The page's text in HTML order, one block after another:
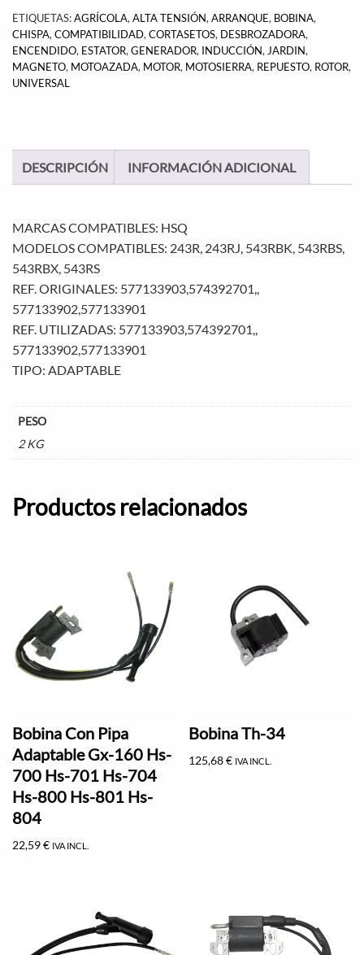
ETIQUETAS:AGRÍCOLA, ALTA TENSIÓN, ARRANQUE, BOBINA,
CHISPA, COMPATIBILIDAD, CORTASETOS, DESBROZADORA,
ENCENDIDO, ESTATOR, GENERADOR, INDUCCIÓN, JARDIN,
MAGNETO, MOTOAZADA, MOTOR, MOTOSIERRA, REPUESTO, ROTOR,
UNIVERSAL
DESCRIPCIÓN INFORMACIÓN ADICIONAL
MARCAS COMPATIBLES: HSQ
MODELOS COMPATIBLES: 243R, 243RJ, 543RBK, 543RBS,
543RBX, 543RS
REF. ORIGINALES: 577133903,574392701,,
577133902,577133901
REF. UTILIZADAS: 577133903,574392701,,
577133902,577133901
TIPO: ADAPTABLE
PESO
2 KG
Productos relacionados
Bobina Con Pipa
Adaptable Gx-160 Hs-
700 Hs-701 Hs-704
Hs-800 Hs-801 Hs-
804
22,59€ IVA INCL.
Bobina Th-34
125,68€ IVA INCL.